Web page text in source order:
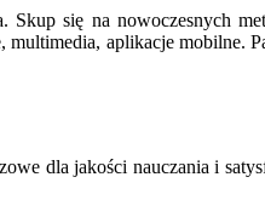
się na nowoczesnych
aplikacje mobilne.
dla jakości nauczania i